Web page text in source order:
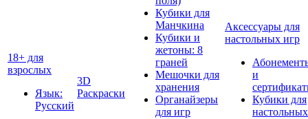
18+ для
взрослых
Язык:
Русский
3D
Раскраски
Кубики для
Манчкина
Кубики и
жетоны: 8
граней
Мешочки для
хранения
Органайзеры
для игр
Аксессуары для
настольных игр
и
Кубики для
настольных